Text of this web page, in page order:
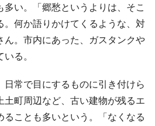
多い。「郷愁というよりは、そこ
。何か語りかけてくるような、対
ん。市内にあった、ガスタンクや
る。
常で目にするものに引き付けら
土町周辺など、古い建物が残るエ
ることも多いという。「なくなる